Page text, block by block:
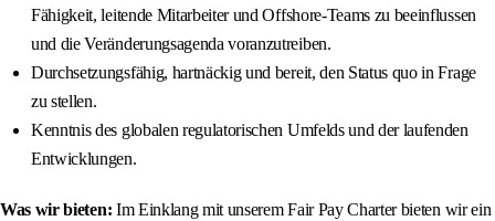
Fähigkeit, leitende Mitarbeiter und Offshore-Teams zu beeinflussen
und die Veränderungsagenda voranzutreiben.
Durchsetzungsfähig, hartnäckig und bereit, den Status quo in Frage
zu stellen.
Kenntnis des globalen regulatorischen Umfelds und der laufenden
Entwicklungen.
Was wir bieten: Im Einklang mit unserem Fair Pay Charter bieten wir ein